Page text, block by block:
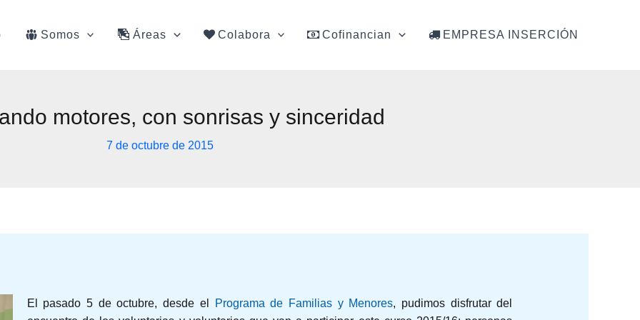
Somos Áreas Colabora Cofinancian EMPRESA INSERCIÓN
motores, con sonrisas y sinceridad
7 de octubre de 2015
El pasado 5 de octubre, desde el Programa de Familias y Menores, pudimos disfrutar del